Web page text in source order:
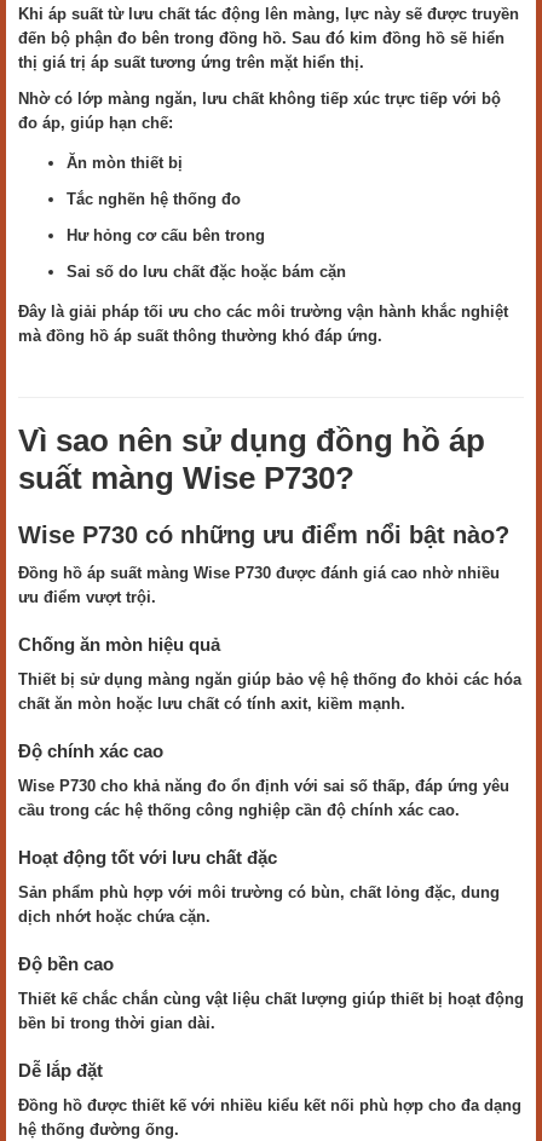
Khi áp suất từ lưu chất tác động lên màng, lực này sẽ được truyền
đến bộ phận đo bên trong đồng hồ. Sau đó kim đồng hồ sẽ hiển
thị giá trị áp suất tương ứng trên mặt hiển thị.
Nhờ có lớp màng ngăn, lưu chất không tiếp xúc trực tiếp với bộ
đo áp, giúp hạn chế:
Ăn mòn thiết bị
Tắc nghẽn hệ thống đo
Hư hỏng cơ cấu bên trong
Sai số do lưu chất đặc hoặc bám cặn
Đây là giải pháp tối ưu cho các môi trường vận hành khắc nghiệt
mà đồng hồ áp suất thông thường khó đáp ứng.
Vì sao nên sử dụng đồng hồ áp
suất màng Wise P730?
Wise P730 có những ưu điểm nổi bật nào?
Đồng hồ áp suất màng Wise P730 được đánh giá cao nhờ nhiều
ưu điểm vượt trội.
Chống ăn mòn hiệu quả
Thiết bị sử dụng màng ngăn giúp bảo vệ hệ thống đo khỏi các hóa
chất ăn mòn hoặc lưu chất có tính axit, kiềm mạnh.
Độ chính xác cao
Wise P730 cho khả năng đo ổn định với sai số thấp, đáp ứng yêu
cầu trong các hệ thống công nghiệp cần độ chính xác cao.
Hoạt động tốt với lưu chất đặc
Sản phẩm phù hợp với môi trường có bùn, chất lỏng đặc, dung
dịch nhớt hoặc chứa cặn.
Độ bền cao
Thiết kế chắc chắn cùng vật liệu chất lượng giúp thiết bị hoạt động
bền bỉ trong thời gian dài.
Dễ lắp đặt
Đồng hồ được thiết kế với nhiều kiểu kết nối phù hợp cho đa dạng
hệ thống đường ống.